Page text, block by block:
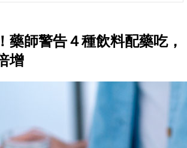
藥師警告４種飲料配藥吃，
增